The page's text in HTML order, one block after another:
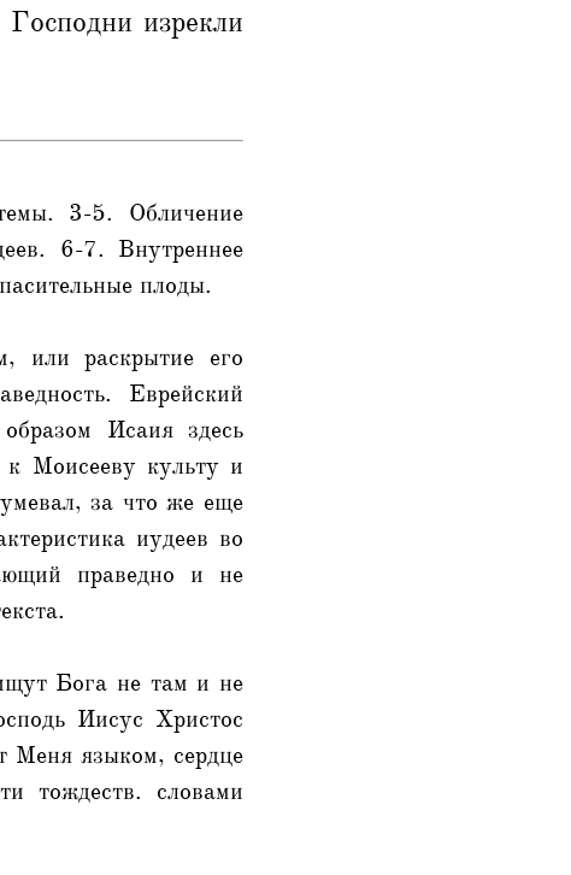
изрекли
3-5. Обличение
6-7. Внутреннее
плоды.
или раскрытие его
Еврейский
Исаия здесь
к Моисееву культу и
за что же еще
иудеев во
праведно и не
Бога не там и не
Иисус Христос
Меня языком, сердце
тождеств. словами